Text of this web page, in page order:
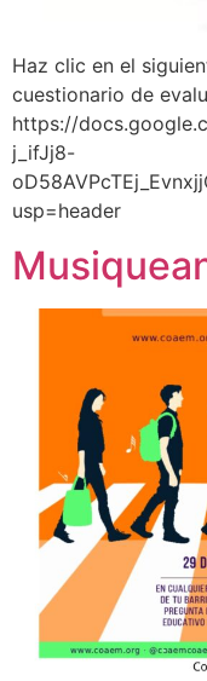
Haz clic en el
cuestionario de
https://
j_ifJj8-
usp=header